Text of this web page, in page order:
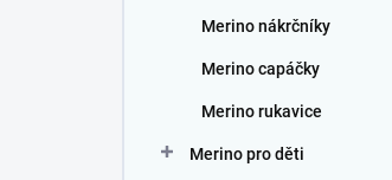
Merino nákrčníky
Merino capáčky
Merino rukavice
Merino pro děti